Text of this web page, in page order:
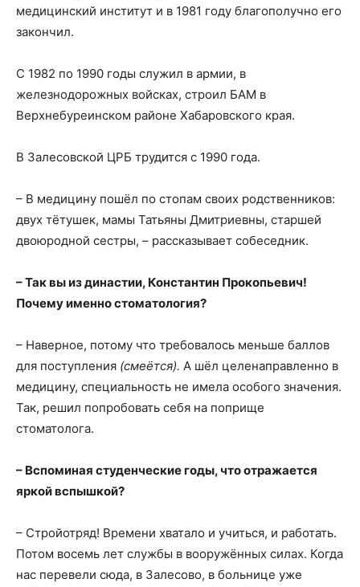
медицинский институт и в 1981 году благополучно его
закончил.
С 1982 по 1990 годы служил в армии, в
железнодорожных войсках, строил БАМ в
Верхнебуреинском районе Хабаровского края.
В Залесовской ЦРБ трудится с 1990 года.
– В медицину пошёл по стопам своих родственников:
двух тётушек, мамы Татьяны Дмитриевны, старшей
двоюродной сестры, – рассказывает собеседник.
– Так вы из династии, Константин Прокопьевич!
Почему именно стоматология?
– Наверное, потому что требовалось меньше баллов
для поступления (смеётся). А шёл целенаправленно в
медицину, специальность не имела особого значения.
Так, решил попробовать себя на поприще
стоматолога.
– Вспоминая студенческие годы, что отражается
яркой вспышкой?
– Стройотряд! Времени хватало и учиться, и работать.
Потом восемь лет службы в вооружённых силах. Когда
нас перевели сюда, в Залесово, в больнице уже